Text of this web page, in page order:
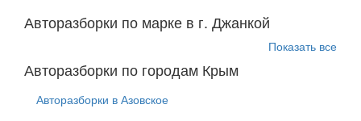
Авторазборки по марке в г. Джанкой
Показать все
Авторазборки по городам Крым
Авторазборки в Азовское